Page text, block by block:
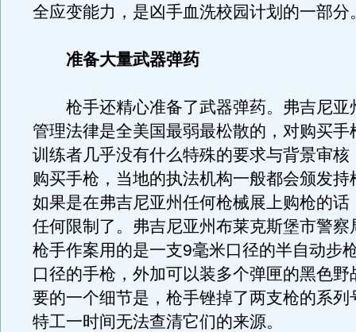
全应变能力，是凶手血洗校园计划的一部分
准备大量武器弹药
枪手还精心准备了武器弹药。弗吉尼亚
管理法律是全美国最弱最松散的，对购买手
训练者几乎没有什么特殊的要求与背景审核
购买手枪，当地的执法机构一般都会颁发持
如果是在弗吉尼亚州任何枪械展上购枪的话
任何限制了。弗吉尼亚州布莱克斯堡市警察
枪手作案用的是一支9毫米口径的半自动步
口径的手枪，外加可以装多个弹匣的黑色野
要的一个细节是，枪手锉掉了两支枪的系列
特工一时间无法查清它们的来源。